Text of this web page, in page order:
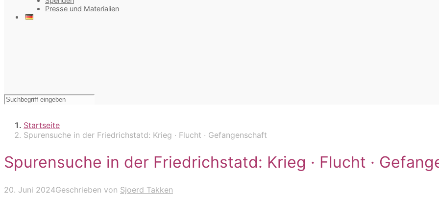
Presse und Materialien
Startseite
Spurensuche in der Friedrichstatd: Krieg · Flucht · Gefangenschaft
Spurensuche in der Friedrichstatd: Krieg · Flucht ·
20. Juni 2024Geschrieben von Sjoerd Takken